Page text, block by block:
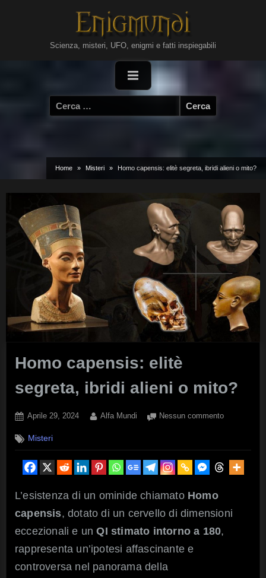
Scienza, misteri, UFO, enigmi e fatti inspiegabili
Ricerca
per:
Home Misteri Homo capensis: elitè segreta, ibridi alieni o mito?
Homo capensis: elitè
segreta, ibridi alieni o mito?
Posted
Aprile 29, 2024 By
Alfa Mundi Nessun commentosu
elitè
segreta,
ibridi
mito?
Misteri
L’esistenza di un ominide chiamato Homo
capensis, dotato di un cervello di dimensioni
eccezionali e un QI stimato intorno a 180,
rappresenta un’ipotesi affascinante e
controversa nel panorama della